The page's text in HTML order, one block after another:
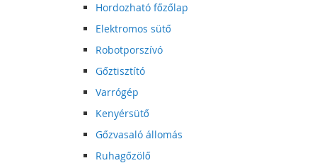
Hordozható főzőlap
Elektromos sütő
Robotporszívó
Gőztisztító
Varrógép
Kenyérsütő
Gőzvasaló állomás
Ruhagőzölő